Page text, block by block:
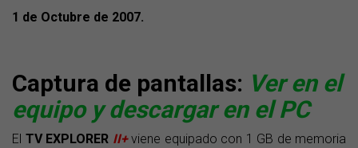
1 de Octubre de 2007.
Captura de pantallas: Ver en el
equipo y descargar en el PC
El TV EXPLORER II+viene equipado con 1 GB de memoria